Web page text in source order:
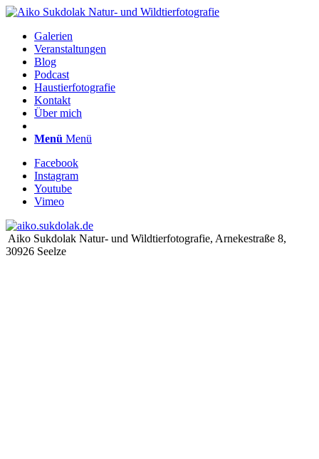
Galerien
Veranstaltungen
Blog
Podcast
Haustierfotografie
Kontakt
Über mich
Menü Menü
Facebook
Instagram
Youtube
Vimeo
Aiko Sukdolak Natur- und Wildtierfotografie, Arnekestraße 8,
30926 Seelze